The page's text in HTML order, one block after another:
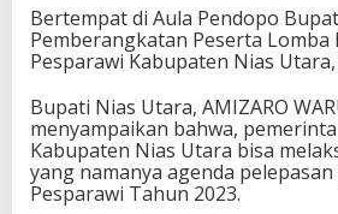
Bertempat di Aula Pendopo
Pemberangkatan Peserta Lomba
Pesparawi Kabupaten Nias
Bupati Nias Utara, AMIZARO
menyampaikan bahwa,
Kabupaten Nias Utara bisa
yang namanya agenda
Pesparawi Tahun 2023.